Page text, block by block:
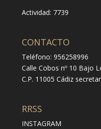
Actividad: 7739
CONTACTO
Teléfono: 956258996
Calle Cobos nº 10 Bajo
C.P. 11005 Cádiz
RRSS
INSTAGRAM